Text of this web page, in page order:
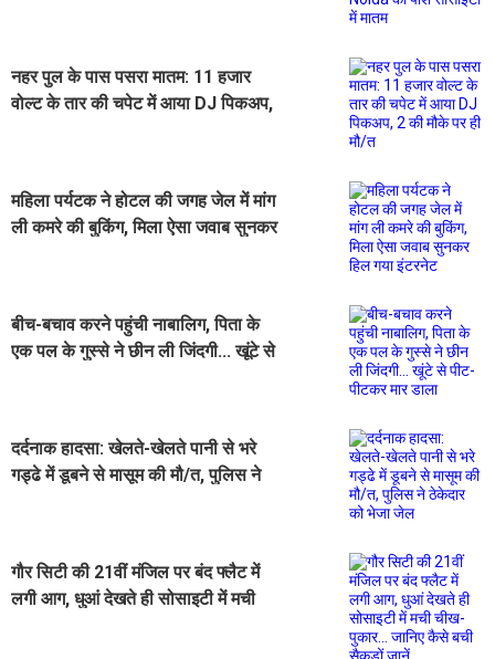
नहर पुल के पास पसरा मातम: 11 हजार
वोल्ट के तार की चपेट में आया DJ पिकअप,
महिला पर्यटक ने होटल की जगह जेल में मांग
ली कमरे की बुकिंग, मिला ऐसा जवाब सुनकर
बीच-बचाव करने पहुंची नाबालिग, पिता के
एक पल के गुस्से ने छीन ली जिंदगी... खूंटे से
दर्दनाक हादसा: खेलते-खेलते पानी से भरे
गड्ढे में डूबने से मासूम की मौ/त, पुलिस ने
गौर सिटी की 21वीं मंजिल पर बंद फ्लैट में
लगी आग, धुआं देखते ही सोसाइटी में मची